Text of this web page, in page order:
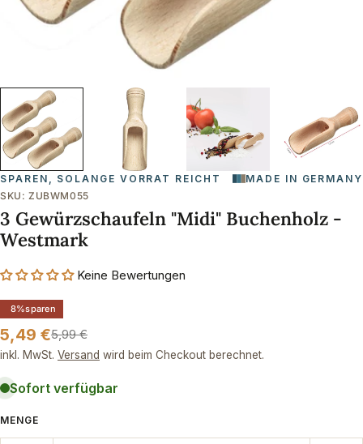
SPAREN, SOLANGE VORRAT REICHT
MADE IN GERMANY
SKU: ZUBWM055
3 Gewürzschaufeln "Midi" Buchenholz -
Westmark
Keine Bewertungen
8%sparen
Verkaufspreis
5,49 €
Regulärer
Preis
5,99 €
inkl. MwSt. Versand wird beim Checkout berechnet.
Sofort verfügbar
MENGE